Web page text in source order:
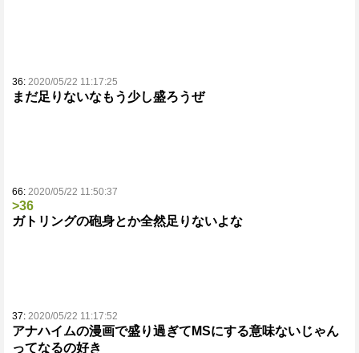
36: 2020/05/22 11:17:25
まだ足りないなもう少し盛ろうぜ
66: 2020/05/22 11:50:37
>36
ガトリングの砲身とか全然足りないよな
37: 2020/05/22 11:17:52
アナハイムの漫画で盛り過ぎてMSにする意味ないじゃん
ってなるの好き